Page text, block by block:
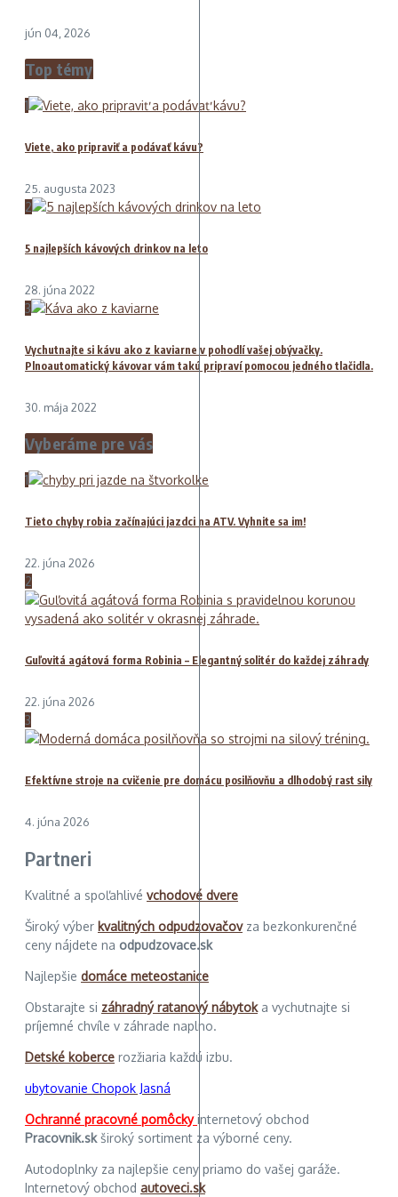
jún 04, 2026
Top témy
1
Viete, ako pripraviť a podávať kávu?
25. augusta 2023
2
5 najlepších kávových drinkov na leto
28. júna 2022
3
Vychutnajte si kávu ako z kaviarne v pohodlí vašej obývačky.
Plnoautomatický kávovar vám takú pripraví pomocou jedného tlačidla.
30. mája 2022
Vyberáme pre vás
1
Tieto chyby robia začínajúci jazdci na ATV. Vyhnite sa im!
22. júna 2026
2
Guľovitá agátová forma Robinia – Elegantný solitér do každej záhrady
22. júna 2026
3
Efektívne stroje na cvičenie pre domácu posilňovňu a dlhodobý rast sily
4. júna 2026
Partneri
Kvalitné a spoľahlivé vchodové dvere
Široký výber kvalitných odpudzovačovza bezkonkurenčné
ceny nájdete na odpudzovace.sk
Najlepšie domáce meteostanice
Obstarajte si záhradný ratanový nábytoka vychutnajte si
príjemné chvíle v záhrade naplno.
Detské koberce rozžiaria každú izbu.
ubytovanie Chopok Jasná
Ochranné pracovné pomôckyinternetový obchod
Pracovnik.skširoký sortiment za výborné ceny.
Autodoplnky za najlepšie ceny priamo do vašej garáže.
Internetový obchod autoveci.sk